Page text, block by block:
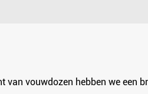
vouwdozen hebben we een